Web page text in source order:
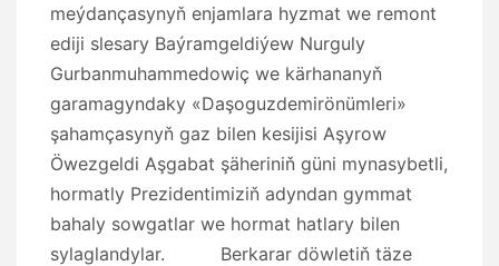
meýdançasynyň enjamlara hyzmat we remont
ediji slesary Baýramgeldiýew Nurguly
Gurbanmuhammedowiç we kärhananyň
garamagyndaky «Daşoguzdemirönümleri»
şahamçasynyň gaz bilen kesijisi Aşyrow
Öwezgeldi Aşgabat şäheriniň güni mynasybetli,
hormatly Prezidentimiziň adyndan gymmat
bahaly sowgatlar we hormat hatlary bilen
sylaglandylar. Berkarar döwletiň täze